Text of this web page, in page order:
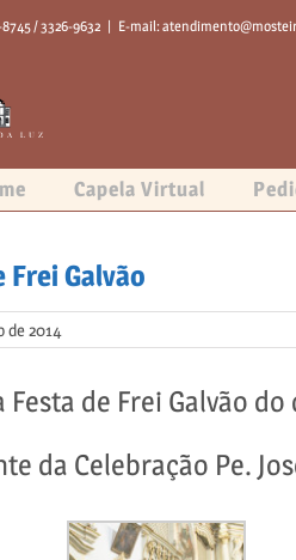
8745 / 3326-9632 | E-mail:
Capela Virtual
Frei Galvão
de 2014
Festa de Frei Galvão
da Celebração Pe.